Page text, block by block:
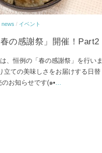
news / イベント
の感謝祭」開催！Part2
、恒例の「春の感謝祭」を行いま
立ての美味しさをお届けする日替
お知らせです(๑•...